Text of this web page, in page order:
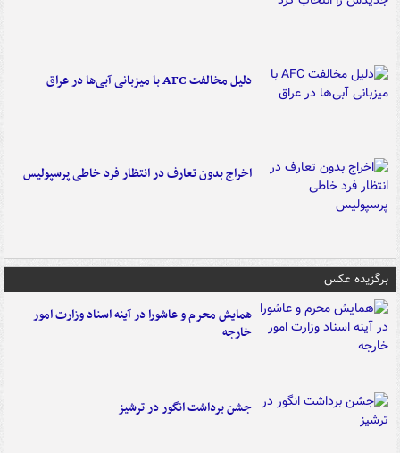
دلیل مخالفت AFC با میزبانی آبی‌ها در عراق
اخراج بدون تعارف در انتظار فرد خاطی پرسپولیس
برگزیده عکس
همایش محرم و عاشورا در آینه اسناد وزارت امور
خارجه
جشن برداشت انگور در ترشیز